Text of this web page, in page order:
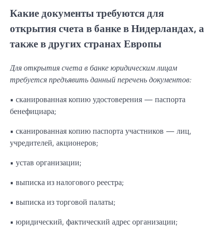
Какие документы требуются для
открытия счета в банке в Нидерландах, а
также в других странах Европы
Для открытия счета в банке юридическим лицам
требуется предъявить данный перечень документов:
• сканированная копию удостоверения — паспорта
бенефициара;
• сканированная копию паспорта участников — лиц,
учредителей, акционеров;
• устав организации;
• выписка из налогового реестра;
• выписка из торговой палаты;
• юридический, фактический адрес организации;